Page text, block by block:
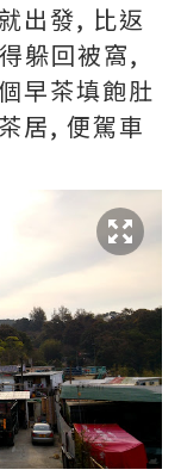
出發, 比返
躲回被窩,
早茶填飽肚
居, 便駕車